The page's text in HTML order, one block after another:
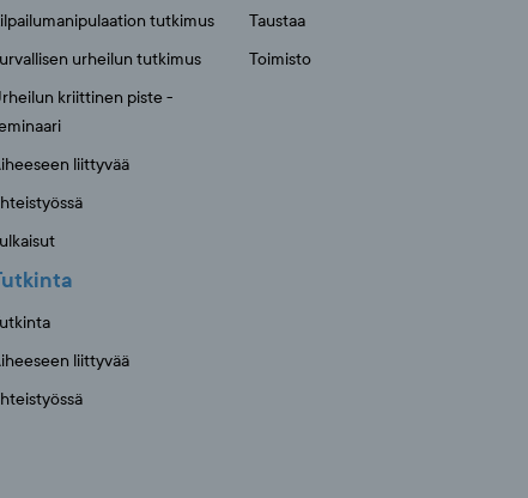
tutkimus
urheilun tutkimus
kriittinen piste -
liittyvää
liittyvää
Taustaa
Toimisto